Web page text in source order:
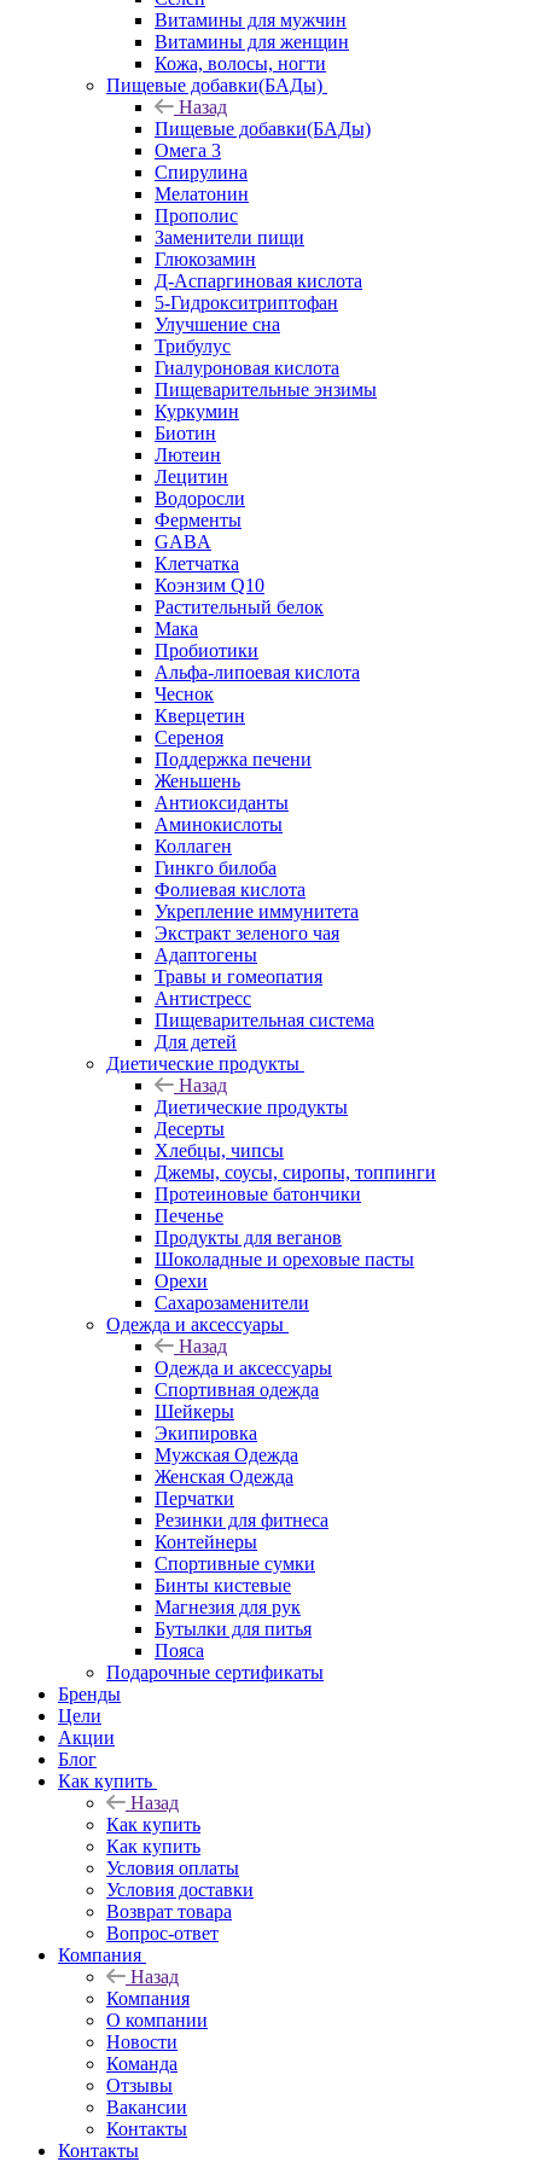
Витамины для мужчин
Витамины для женщин
Кожа, волосы, ногти
Пищевые добавки(БАДы)
Назад
Пищевые добавки(БАДы)
Омега 3
Спирулина
Мелатонин
Прополис
Заменители пищи
Глюкозамин
Д-Аспаргиновая кислота
5-Гидрокситриптофан
Улучшение сна
Трибулус
Гиалуроновая кислота
Пищеварительные энзимы
Куркумин
Биотин
Лютеин
Лецитин
Водоросли
Ферменты
GABA
Клетчатка
Коэнзим Q10
Растительный белок
Мака
Пробиотики
Альфа-липоевая кислота
Чеснок
Кверцетин
Сереноя
Поддержка печени
Женьшень
Антиоксиданты
Аминокислоты
Коллаген
Гинкго билоба
Фолиевая кислота
Укрепление иммунитета
Экстракт зеленого чая
Адаптогены
Травы и гомеопатия
Антистресс
Пищеварительная система
Для детей
Диетические продукты
Назад
Диетические продукты
Десерты
Хлебцы, чипсы
Джемы, соусы, сиропы, топпинги
Протеиновые батончики
Печенье
Продукты для веганов
Шоколадные и ореховые пасты
Орехи
Сахарозаменители
Одежда и аксессуары
Назад
Одежда и аксессуары
Спортивная одежда
Шейкеры
Экипировка
Мужская Одежда
Женская Одежда
Перчатки
Резинки для фитнеса
Контейнеры
Спортивные сумки
Бинты кистевые
Магнезия для рук
Бутылки для питья
Пояса
Подарочные сертификаты
Бренды
Цели
Акции
Блог
Как купить
Назад
Как купить
Как купить
Условия оплаты
Условия доставки
Возврат товара
Вопрос-ответ
Компания
Назад
Компания
О компании
Новости
Команда
Отзывы
Вакансии
Контакты
Контакты